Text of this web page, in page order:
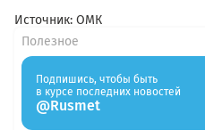
Источник: ОМК
Полезное
Подпишись, чтобы быть
в курсе последних новостей
@Rusmet